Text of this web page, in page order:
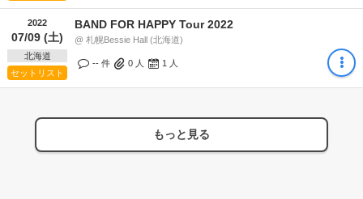
2022
07/09 (土)
北海道
セットリスト
BAND FOR HAPPY Tour 2022
@ 札幌Bessie Hall (北海道)
-- 件 0 人 1 人
もっと見る